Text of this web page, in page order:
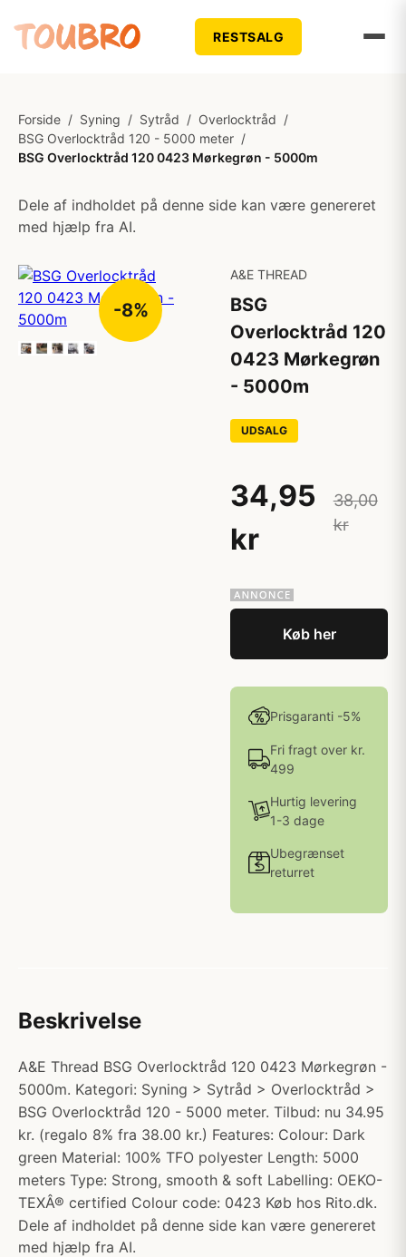
RESTSALG
Forside / Syning / Sytråd / Overlocktråd /
BSG Overlocktråd 120 - 5000 meter /
BSG Overlocktråd 120 0423 Mørkegrøn - 5000m
Dele af indholdet på denne side kan være genereret
med hjælp fra AI.
-8%
A&E THREAD
BSG
Overlocktråd 120
0423 Mørkegrøn
- 5000m
UDSALG
34,95
kr
38,00
kr
Køb her
Prisgaranti -5%
Fri fragt over kr.
499
Hurtig levering
1-3 dage
Ubegrænset
returret
Beskrivelse
A&E Thread BSG Overlocktråd 120 0423 Mørkegrøn -
5000m. Kategori: Syning > Sytråd > Overlocktråd >
BSG Overlocktråd 120 - 5000 meter. Tilbud: nu 34.95
kr. (regalo 8% fra 38.00 kr.) Features: Colour: Dark
green Material: 100% TFO polyester Length: 5000
meters Type: Strong, smooth & soft Labelling: OEKO-
TEXÂ® certified Colour code: 0423 Køb hos Rito.dk.
Dele af indholdet på denne side kan være genereret
med hjælp fra AI.